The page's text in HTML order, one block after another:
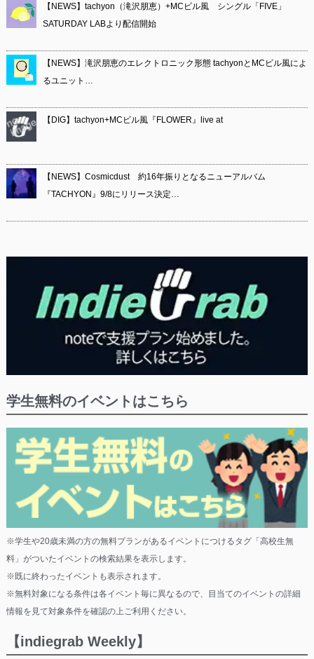
【NEWS】tachyon（滝沢朋恵）+MCビル風 シングル「FIVE」
SATURDAY LABより配信開始
【NEWS】滝沢朋恵のエレクトロニック形態 tachyonとMCビル風によ
るユニット…
【DIG】tachyon+MCビル風『FLOWER』live at
【NEWS】Cosmicdust 約16年振りとなるニューアルバム
『TACHYON』9/8にリリース決定…
学生無料のイベントはこちら
※学生や20歳未満の方の無料プランがあるイベントにつけるタグ「高校生無
料」がついたイベントの検索結果を表示します。
※既に終わったイベントも表示されます。
※無料対象になる条件は各イベント毎に異なるので、目当てのイベントの詳細
情報を見て対象条件を確認の上ご利用ください。
【indiegrab Weekly】